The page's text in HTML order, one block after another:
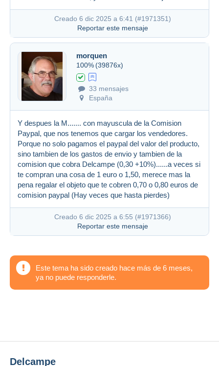
Creado 6 dic 2025 a 6:41 (#1971351)
Reportar este mensaje
morquen
100% (39876x)
33 mensajes
España
Y despues la M....... con mayuscula de la Comision
Paypal, que nos tenemos que cargar los vendedores.
Porque no solo pagamos el paypal del valor del producto,
sino tambien de los gastos de envio y tambien de la
comision que cobra Delcampe (0,30 +10%)......a veces si
te compran una cosa de 1 euro o 1,50, merece mas la
pena regalar el objeto que te cobren 0,70 o 0,80 euros de
comision paypal (Hay veces que hasta pierdes)
Creado 6 dic 2025 a 6:55 (#1971366)
Reportar este mensaje
Este tema ha sido creado hace más de 6 meses,
ya no puede responderle.
Delcampe